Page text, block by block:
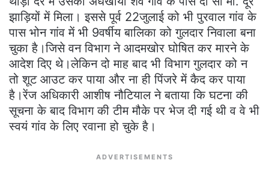
झाड़ियों में मिला। इससे पूर्व 22जुलाई को भी पुरवाल गांव के
पास भोन गांव में भी 9वर्षीय बालिका को गुलदार निवाला बना
चुका है।जिसे वन विभाग ने आदमखोर घोषित कर मारने के
आदेश दिए थे।लेकिन दो माह बाद भी विभाग गुलदार को न
तो शूट आउट कर पाया और ना ही पिंजरे में कैद कर पाया
है।रेंज अधिकारी आशीष नौटियाल ने बताया कि घटना की
सूचना के बाद विभाग की टीम मौके पर भेज दी गई थी व वे भी
स्वयं गांव के लिए रवाना हो चुके है।
ADVERTISEMENTS